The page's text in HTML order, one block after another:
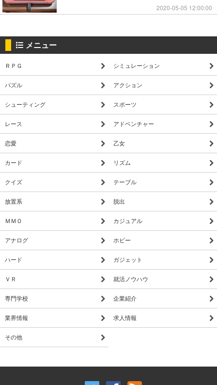
2020-05-05 12:00:00
メニュー
ＲＰＧ シミュレーション
パズル アクション
シューティング スポーツ
レース アドベンチャー
恋愛 乙女
カード リズム
クイズ テーブル
放置系 脱出
ＭＭＯ カジュアル
アナログ ホビー
ハード ガジェット
ＶＲ 就活ノウハウ
専門学校 企業紹介
業界情報 求人情報
その他